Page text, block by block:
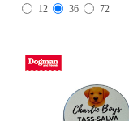
12 36 72